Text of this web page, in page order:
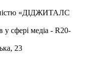
«ДІДЖИТАЛС
у сфері медіа - R20-
23